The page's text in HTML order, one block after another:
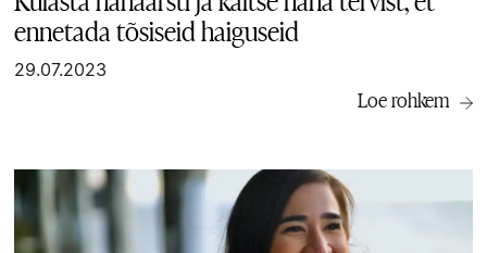
ennetada tõsiseid haiguseid
29.07.2023
Loe rohkem